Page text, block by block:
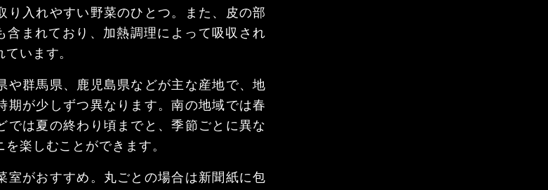
り入れやすい野菜のひとつ。また、皮の部
含まれており、加熱調理によって吸収され
います。
や群馬県、鹿児島県などが主な産地で、地
期が少しずつ異なります。南の地域では春
では夏の終わり頃までと、季節ごとに異な
楽しむことができます。
室がおすすめ。丸ごとの場合は新聞紙に包